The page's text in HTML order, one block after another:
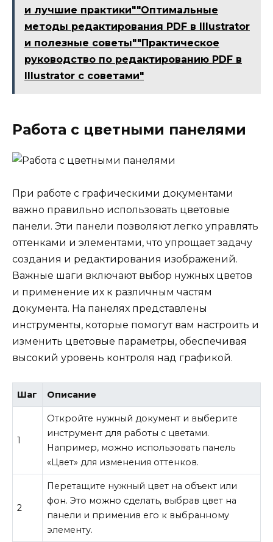
и лучшие практики""Оптимальные
методы редактирования PDF в Illustrator
и полезные советы""Практическое
руководство по редактированию PDF в
Illustrator с советами"
Работа с цветными панелями
При работе с графическими документами
важно правильно использовать цветовые
панели. Эти панели позволяют легко управлять
оттенками и элементами, что упрощает задачу
создания и редактирования изображений.
Важные шаги включают выбор нужных цветов
и применение их к различным частям
документа. На панелях представлены
инструменты, которые помогут вам настроить и
изменить цветовые параметры, обеспечивая
высокий уровень контроля над графикой.
Шаг Описание
1
Откройте нужный документ и выберите
инструмент для работы с цветами.
Например, можно использовать панель
«Цвет» для изменения оттенков.
2
Перетащите нужный цвет на объект или
фон. Это можно сделать, выбрав цвет на
панели и применив его к выбранному
элементу.